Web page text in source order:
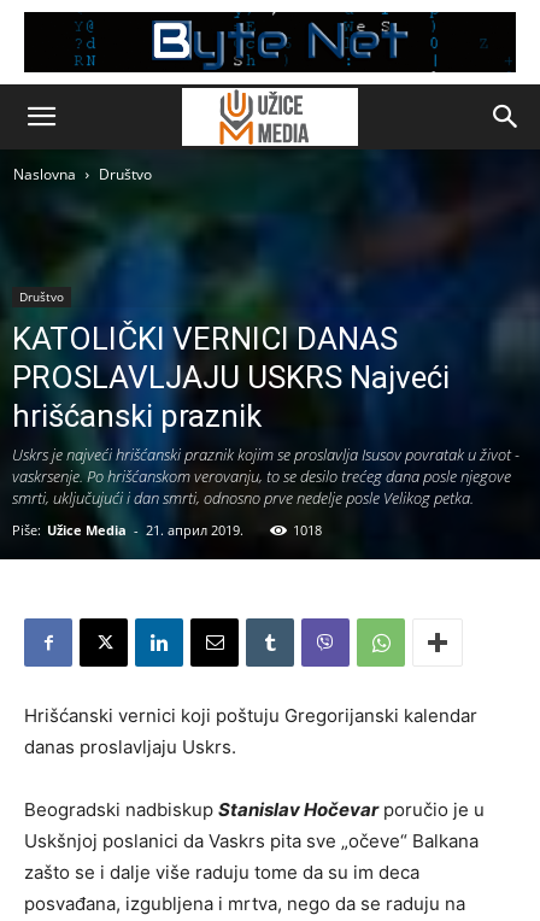
Naslovna Društvo
Društvo
KATOLIČKI VERNICI DANAS
PROSLAVLJAJU USKRS Najveći
hrišćanski praznik
Uskrs je najveći hrišćanski praznik kojim se proslavlja Isusov povratak u život -
vaskrsenje. Po hrišćanskom verovanju, to se desilo trećeg dana posle njegove
smrti, uključujući i dan smrti, odnosno prve nedelje posle Velikog petka.
Piše: Užice Media - 21. април 2019. 1018
Hrišćanski vernici koji poštuju Gregorijanski kalendar
danas proslavljaju Uskrs.
Beogradski nadbiskup Stanislav Hočevarporučio je u
Uskšnjoj poslanici da Vaskrs pita sve „očeve“ Balkana
zašto se i dalje više raduju tome da su im deca
posvađana, izgubljena i mrtva, nego da se raduju na